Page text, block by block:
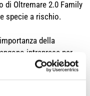
di Oltremare 2.0 Family
specie a rischio.
della
intraprese per